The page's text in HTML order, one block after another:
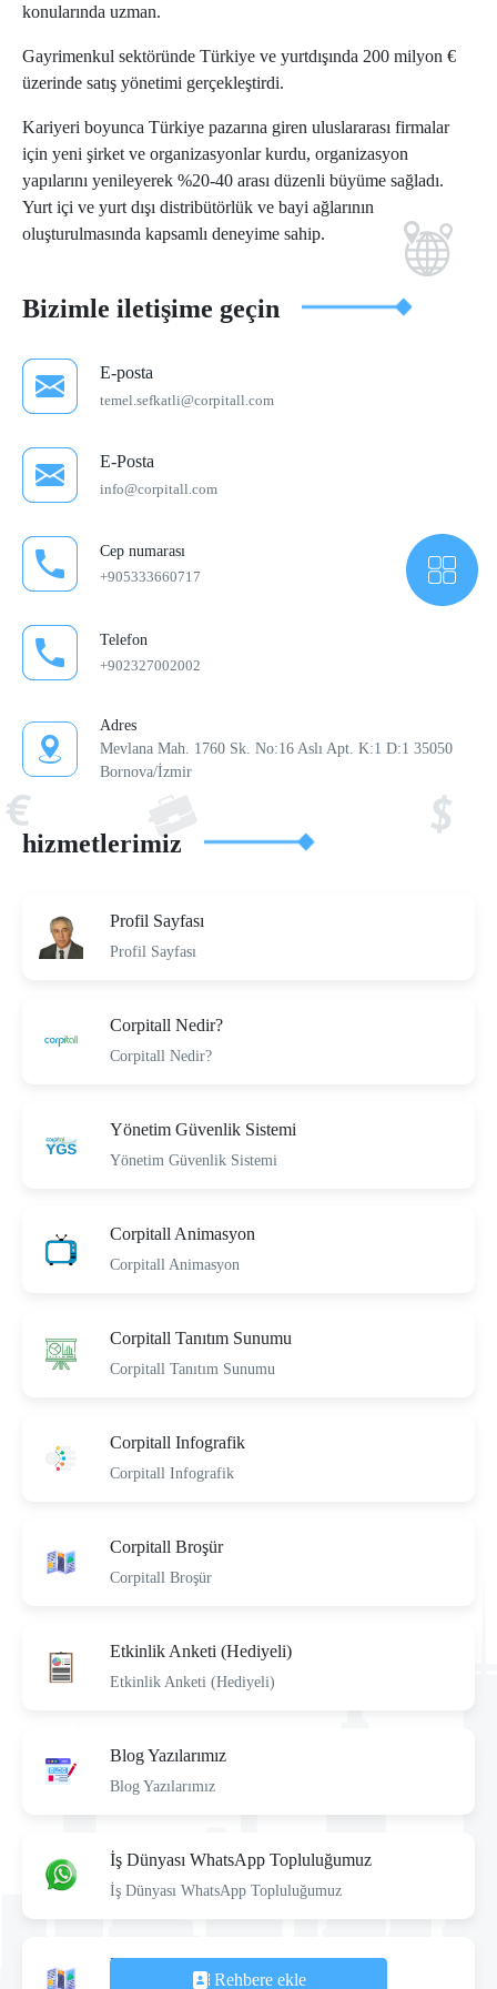
konularında uzman.
Gayrimenkul sektöründe Türkiye ve yurtdışında 200 milyon €
üzerinde satış yönetimi gerçekleştirdi.
Kariyeri boyunca Türkiye pazarına giren uluslararası firmalar
için yeni şirket ve organizasyonlar kurdu, organizasyon
yapılarını yenileyerek %20-40 arası düzenli büyüme sağladı.
Yurt içi ve yurt dışı distribütörlük ve bayi ağlarının
oluşturulmasında kapsamlı deneyime sahip.
Bizimle iletişime geçin
E-posta
temel.sefkatli@corpitall.com
E-Posta
info@corpitall.com
Cep numarası
+905333660717
Telefon
+902327002002
Adres
Mevlana Mah. 1760 Sk. No:16 Aslı Apt. K:1 D:1 35050
Bornova/İzmir
hizmetlerimiz
Profil Sayfası
Profil Sayfası
Corpitall Nedir?
Corpitall Nedir?
Yönetim Güvenlik Sistemi
Yönetim Güvenlik Sistemi
Corpitall Animasyon
Corpitall Animasyon
Corpitall Tanıtım Sunumu
Corpitall Tanıtım Sunumu
Corpitall Infografik
Corpitall Infografik
Corpitall Broşür
Corpitall Broşür
Etkinlik Anketi (Hediyeli)
Etkinlik Anketi (Hediyeli)
Blog Yazılarımız
Blog Yazılarımız
İş Dünyası WhatsApp Topluluğumuz
İş Dünyası WhatsApp Topluluğumuz
Dal Merkezleri Katalogları
Rehbere ekle